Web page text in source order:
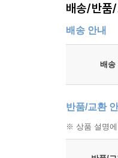
배송/반품/
배송 안내
배송
반품/교환
※ 상품 설명에